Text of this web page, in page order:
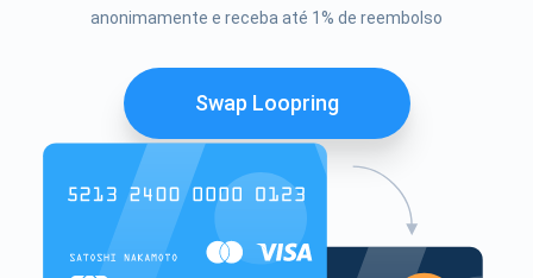
anonimamente e receba até 1% de reembolso
Swap Loopring